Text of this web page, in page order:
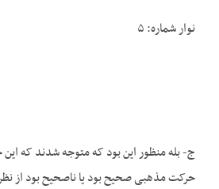
نوار شماره: ۵
ج- بله منظور این بود که متوجه شدند که این
حرکت مذهبی صحیح بود یا ناصحیح بود از نظر